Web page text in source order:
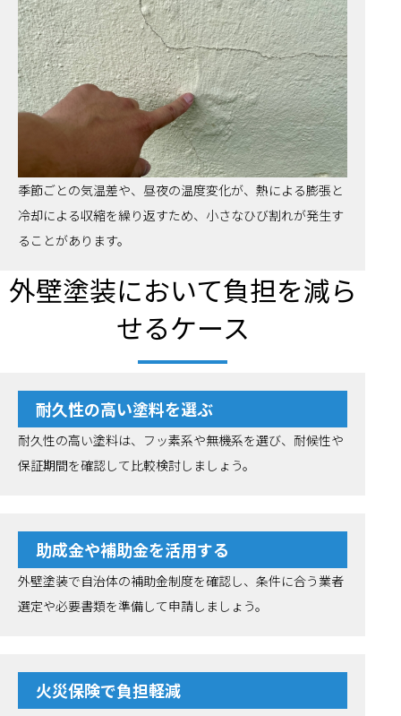
季節ごとの気温差や、昼夜の温度変化が、熱による膨張と
冷却による収縮を繰り返すため、小さなひび割れが発生す
ることがあります。
外壁塗装において負担を減ら
せるケース
耐久性の高い塗料を選ぶ
耐久性の高い塗料は、フッ素系や無機系を選び、耐候性や
保証期間を確認して比較検討しましょう。
助成金や補助金を活用する
外壁塗装で自治体の補助金制度を確認し、条件に合う業者
選定や必要書類を準備して申請しましょう。
火災保険で負担軽減